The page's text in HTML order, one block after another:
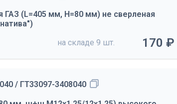
ГАЗ (L=405 мм, Н=80 мм) не сверленая
на складе 9 шт. 170 ₽
/ ГТ33097-3408040